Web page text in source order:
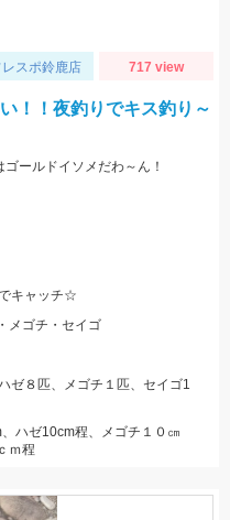
スポ鈴鹿店 717 view
！！夜釣りでキス釣り～
ールドイソメだわ～ん！
キャッチ☆
メゴチ・セイゴ
ゼ８匹、メゴチ１匹、セイゴ1
ハゼ10cm程、メゴチ１０㎝
ｍ程